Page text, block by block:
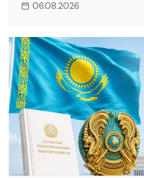
06.08.2026